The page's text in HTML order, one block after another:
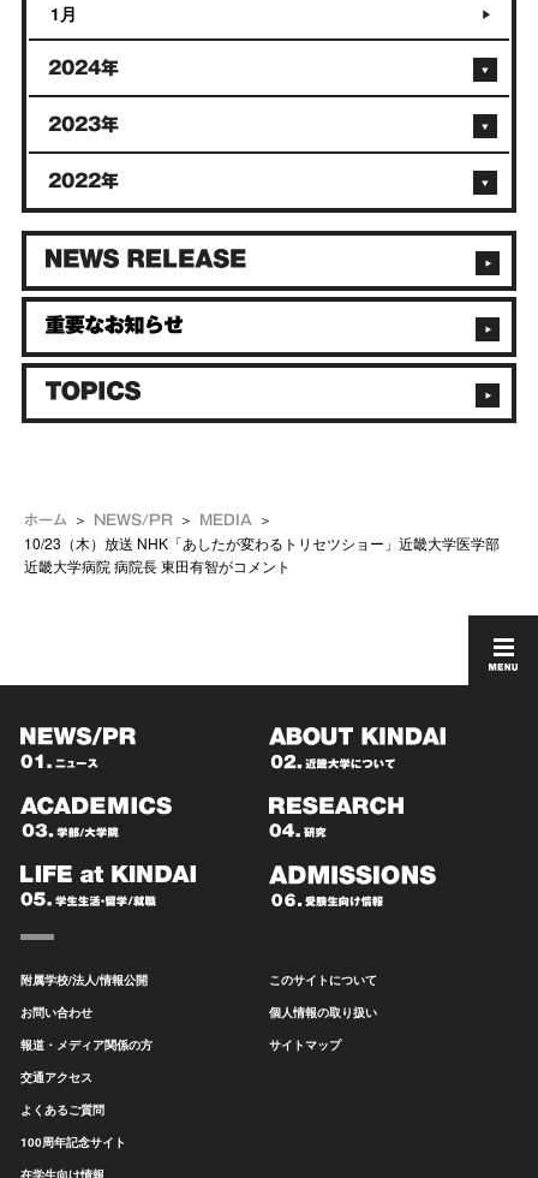
ホーム NEWS/PR MEDIA
10/23（木）放送 NHK「あしたが変わるトリセツショー」近畿大学医学部
近畿大学病院 病院長 東田有智がコメント
1月
2024年
2023年
2022年
附属学校/法人/情報公開
お問い合わせ
報道・メディア関係の方
交通アクセス
よくあるご質問
100周年記念サイト
在学生向け情報
このサイトについて
個人情報の取り扱い
サイトマップ